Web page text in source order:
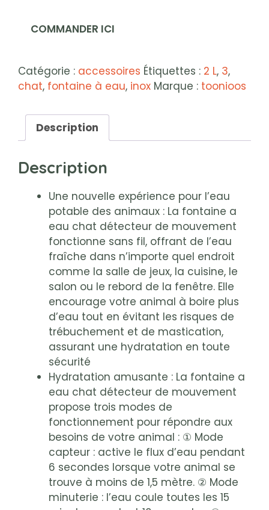
COMMANDER ICI
Catégorie : accessoires Étiquettes : 2 L, 3,
chat, fontaine à eau, inox Marque : toonioos
Description
Description
Une nouvelle expérience pour l’eau
potable des animaux : La fontaine a
eau chat détecteur de mouvement
fonctionne sans fil, offrant de l’eau
fraîche dans n’importe quel endroit
comme la salle de jeux, la cuisine, le
salon ou le rebord de la fenêtre. Elle
encourage votre animal à boire plus
d’eau tout en évitant les risques de
trébuchement et de mastication,
assurant une hydratation en toute
sécurité
Hydratation amusante : La fontaine a
eau chat détecteur de mouvement
propose trois modes de
fonctionnement pour répondre aux
besoins de votre animal : ① Mode
capteur : active le flux d’eau pendant
6 secondes lorsque votre animal se
trouve à moins de 1,5 mètre. ② Mode
minuterie : l’eau coule toutes les 15